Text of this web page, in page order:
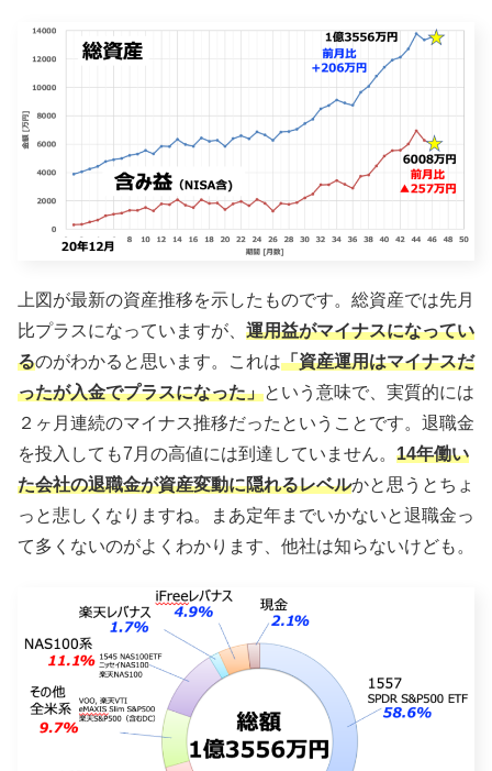
上図が最新の資産推移を示したものです。総資産では先月
比プラスになっていますが、 運用益がマイナスになってい
るのがわかると思います。これは「資産運用はマイナスだ
ったが入金でプラスになった」という意味で、実質的には
２ヶ月連続のマイナス推移だったということです。退職金
を投入しても7月の高値には到達していません。 14年働い
た会社の退職金が資産変動に隠れるレベルかと思うとちょ
っと悲しくなりますね。まあ定年までいかないと退職金っ
て多くないのがよくわかります、他社は知らないけども。